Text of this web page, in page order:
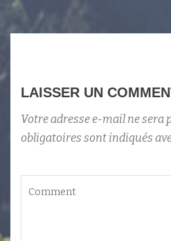
LAISSER UN
Votre adresse e-mail ne sera
obligatoires sont indiqués